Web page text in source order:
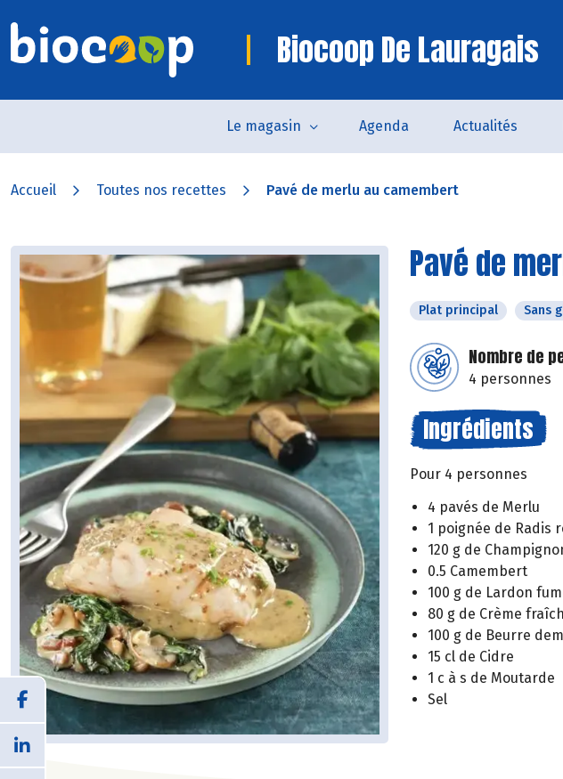
Biocoop De Lauragais
Le magasin Agenda Actualités
Accueil Toutes nos recettes Pavé de merlu au camembert
Pavé de
Plat principal Sans
Nombre de
4 personnes
Ingrédients
Pour 4 personnes
4 pavés de Merlu
1 poignée de Radis
120 g de
0.5 Camembert
100 g de Lardon
80 g de Crème
100 g de Beurre
15 cl de Cidre
1 c à s de Moutarde
Sel